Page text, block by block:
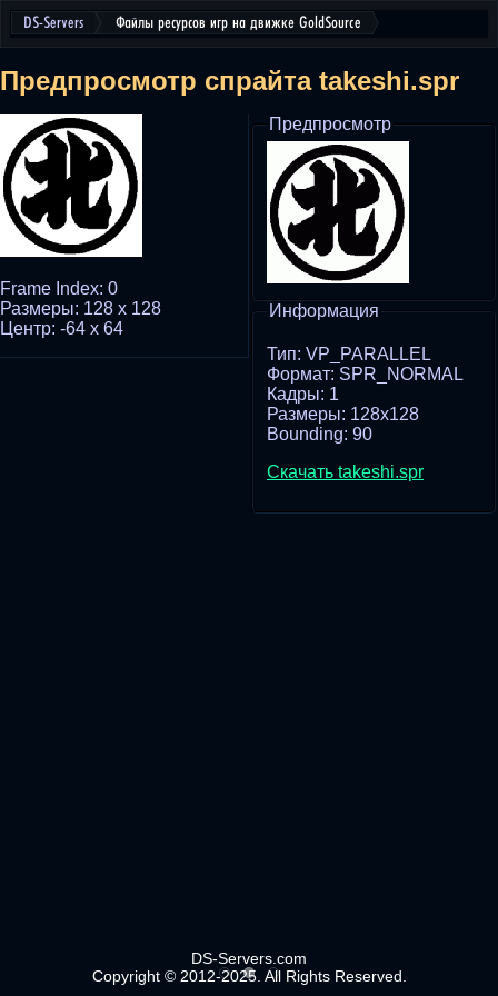
DS-Servers Файлы ресурсов игр на движке GoldSource
Предпросмотр спрайта takeshi.spr
Предпросмотр
Информация
Тип: VP_PARALLEL
Формат: SPR_NORMAL
Кадры: 1
Размеры: 128x128
Bounding: 90
Скачать takeshi.spr
Frame Index: 0
Размеры: 128 x 128
Центр: -64 x 64
DS-Servers.com
Copyright © 2012-2025. All Rights Reserved.